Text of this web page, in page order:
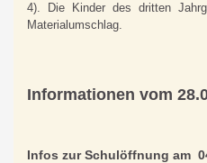
4). Die Kinder des dritten
Materialumschlag.
Informationen vom
Infos zur Schulöffnung am